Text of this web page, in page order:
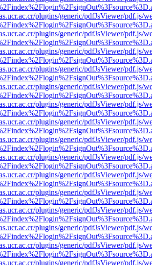
plugins/generic/pdfJsViewer/pdf.js/
plugins/generic/pdfJsViewer/pdf.js/
plugins/generic/pdfJsViewer/pdf.js/
plugins/generic/pdfJsViewer/pdf.js/
plugins/generic/pdfJsViewer/pdf.js/
plugins/generic/pdfJsViewer/pdf.js/
plugins/generic/pdfJsViewer/pdf.js/
plugins/generic/pdfJsViewer/pdf.js/
plugins/generic/pdfJsViewer/pdf.js/
plugins/generic/pdfJsViewer/pdf.js/
plugins/generic/pdfJsViewer/pdf.js/
plugins/generic/pdfJsViewer/pdf.js/
plugins/generic/pdfJsViewer/pdf.js/
plugins/generic/pdfJsViewer/pdf.js/
plugins/generic/pdfJsViewer/pdf.js/